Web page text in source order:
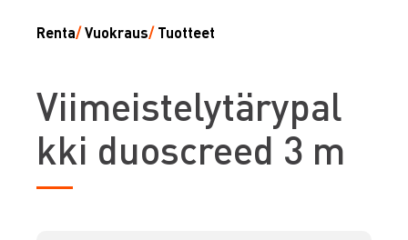
Renta/Vuokraus/ Tuotteet
Viimeistelytärypal
kki duoscreed 3 m